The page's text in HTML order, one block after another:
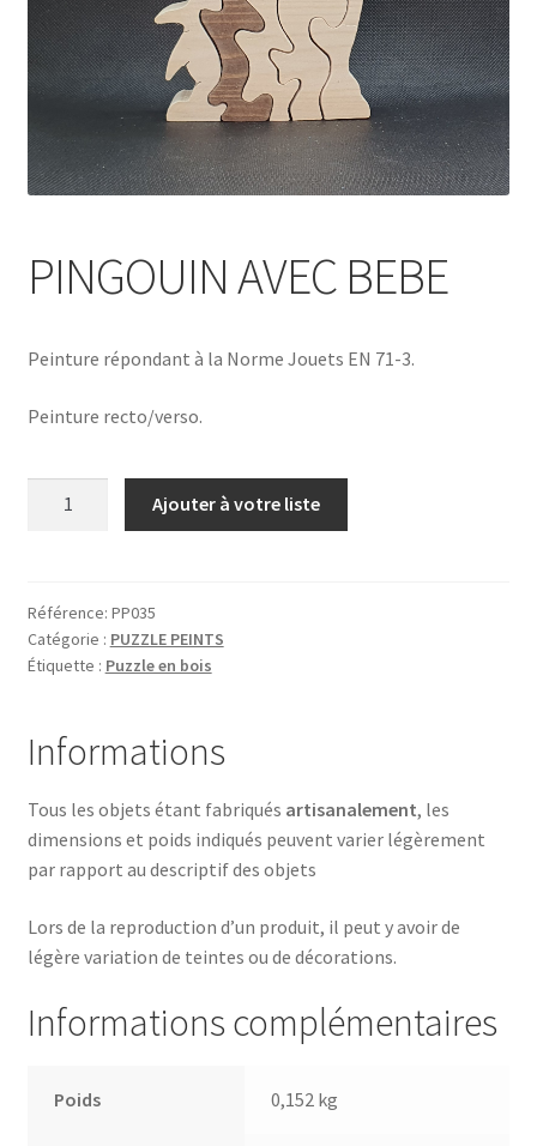
PINGOUIN AVEC BEBE
Peinture répondant à la Norme Jouets EN 71-3.
Peinture recto/verso.
BEBE
Ajouter à votre liste
Référence: PP035
Catégorie : PUZZLE PEINTS
Étiquette : Puzzle en bois
Informations
Tous les objets étant fabriqués artisanalement, les
dimensions et poids indiqués peuvent varier légèrement
par rapport au descriptif des objets
Lors de la reproduction d’un produit, il peut y avoir de
légère variation de teintes ou de décorations.
Informations complémentaires
Poids 0,152 kg